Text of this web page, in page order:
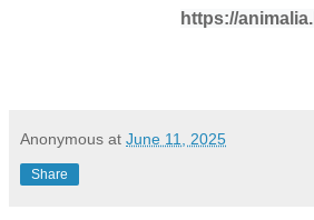
https://
Anonymous at June 11, 2025
Share